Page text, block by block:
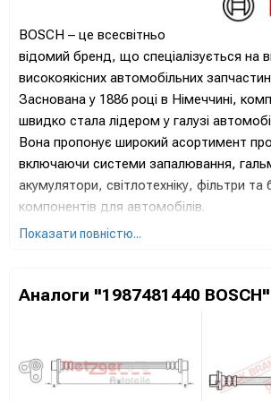
BOSCH – це всесвітньо
відомий бренд, що спеціалізується на
високоякісних автомобільних
Заснована у 1886 році в Німеччині,
швидко стала лідером у галузі
Вона пропонує широкий асортимент
включаючи системи запалювання,
акумулятори, світлотехніку, фільтри та
компонентів для автомобілів.
Продукція BOSCH відома своєю
автовиробників світу, а також широко
розробки, BOSCH залишається на
автомобільних технологій,
Показати повністю...
Аналоги "1987481440